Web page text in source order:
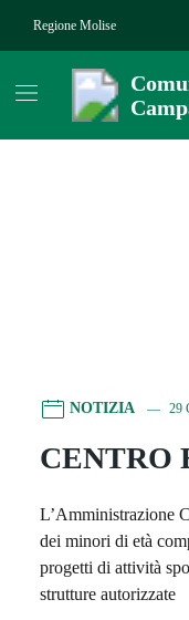
Regione Molise
NOTIZIA 29
CENTRO
L’Amministrazione
dei minori di età
progetti di attività
strutture autorizzate